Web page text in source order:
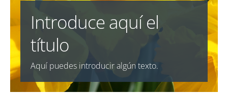
Introduce aquí el
título
Aquí puedes introducir algún texto.